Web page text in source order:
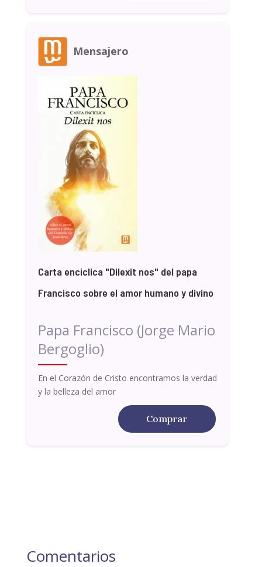
Mensajero
Carta encíclica "Dilexit nos" del papa
Francisco sobre el amor humano y divino
Papa Francisco (Jorge Mario
Bergoglio)
En el Corazón de Cristo encontramos la verdad
y la belleza del amor
Comprar
Comentarios